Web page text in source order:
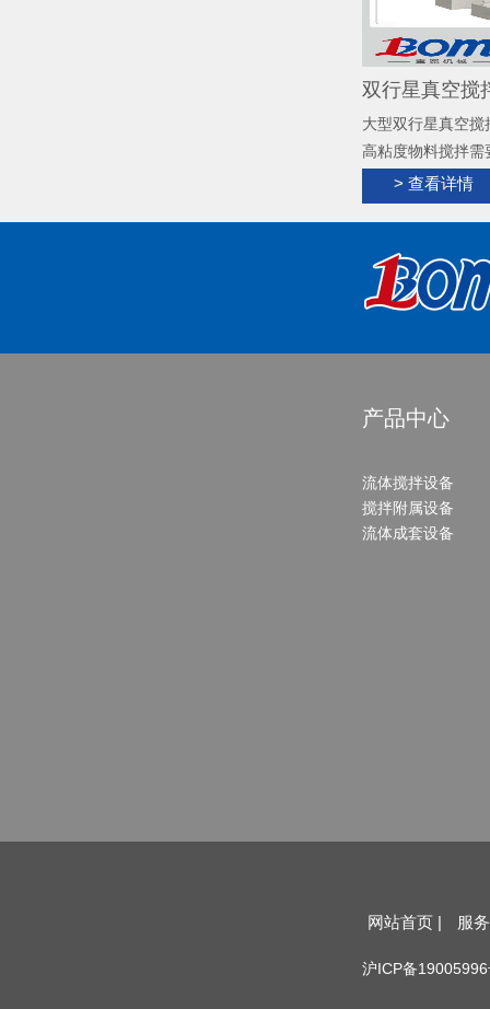
双行星真空搅
大型双行星真空
高粘度物料搅拌需
力混合搅拌工业
具有快速的混合
黏剂、硅胶、锂
角，无残留，清
置，实现搅拌、
> 查看详情
产品中心
流体搅拌设备
搅拌附属设备
流体成套设备
网站首页 | 服
沪ICP备